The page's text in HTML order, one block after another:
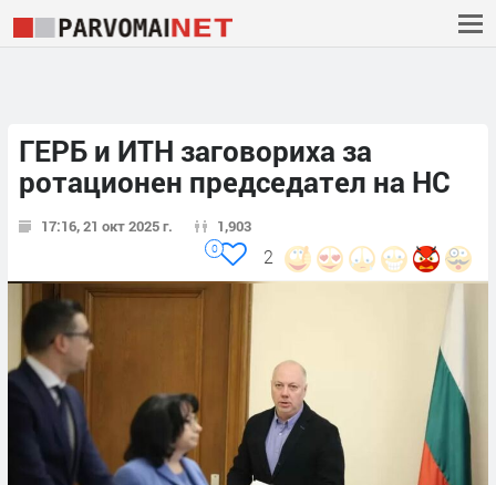
ГЕРБ и ИТН заговориха за
ротационен председател на НС
17:16, 21 окт 2025 г. 1,903
2
0